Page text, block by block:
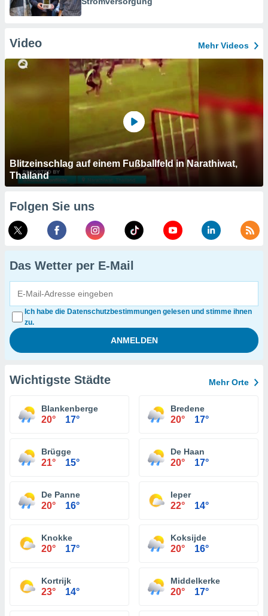
Video Mehr Videos
Blitzeinschlag auf einem Fußballfeld in Narathiwat,
Thailand
Folgen Sie uns
Das Wetter per E-Mail
Ich habe die Datenschutzbestimmungen gelesen und stimme ihnen
zu.
Wichtigste Städte Mehr Orte
Blankenberge
20° 17°
Bredene
20° 17°
Brügge
21° 15°
De Haan
20° 17°
De Panne
20° 16°
Ieper
22° 14°
Knokke
20° 17°
Koksijde
20° 16°
Kortrijk
23° 14°
Middelkerke
20° 17°